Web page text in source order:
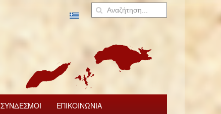
ΣΥΝΔΕΣΜΟΙ ΕΠΙΚΟΙΝΩΝΙΑ